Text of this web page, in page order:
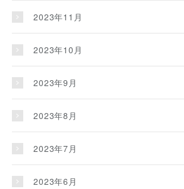
2023年11月
2023年10月
2023年9月
2023年8月
2023年7月
2023年6月